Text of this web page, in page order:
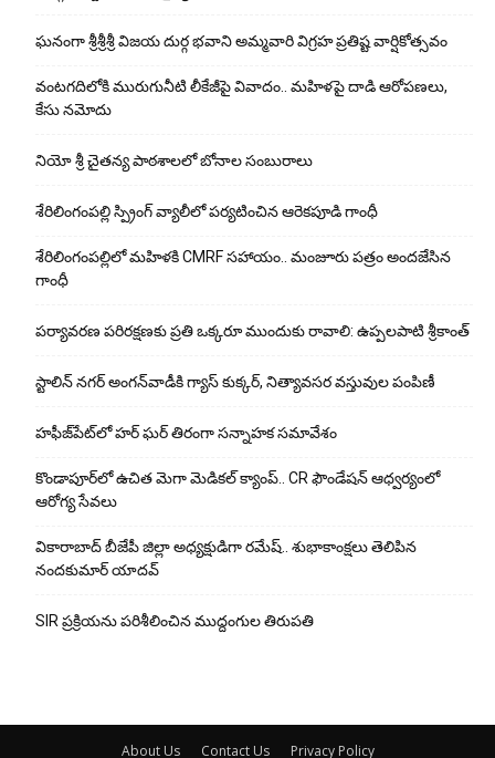
ఘనంగా శ్రీశ్రీశ్రీ విజయ దుర్గ భవాని అమ్మవారి విగ్రహ ప్రతిష్ట వార్షికోత్సవం
వంటగదిలోకి మురుగునీటి లీకేజీపై వివాదం.. మహిళపై దాడి ఆరోపణలు,
కేసు నమోదు
నియో శ్రీ చైతన్య పాఠశాలలో బోనాల సంబురాలు
శేరిలింగంపల్లి స్ప్రింగ్ వ్యాలీలో పర్యటించిన ఆరెకపూడి గాంధీ
శేరిలింగంపల్లిలో మ‌హిళ‌కి CMRF స‌హాయం.. మంజూరు పత్రం అందజేసిన
గాంధీ
పర్యావరణ పరిరక్షణకు ప్రతి ఒక్కరూ ముందుకు రావాలి: ఉప్పలపాటి శ్రీకాంత్
స్టాలిన్ నగర్ అంగన్‌వాడీకి గ్యాస్ కుక్కర్, నిత్యావసర వస్తువుల పంపిణీ
హఫీజ్‌పేట్‌లో హర్ ఘర్ తిరంగా సన్నాహక సమావేశం
కొండాపూర్‌లో ఉచిత మెగా మెడికల్ క్యాంప్.. CR ఫౌండేషన్ ఆధ్వర్యంలో
ఆరోగ్య సేవలు
వికారాబాద్ బీజేపీ జిల్లా అధ్యక్షుడిగా రమేష్‌.. శుభాకాంక్షలు తెలిపిన
నందకుమార్ యాదవ్
SIR ప్రక్రియను పరిశీలించిన ముద్దంగుల తిరుపతి
About Us Contact Us Privacy Policy